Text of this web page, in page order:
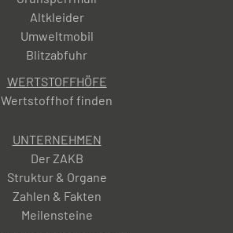
Altkleider
Umweltmobil
Blitzabfuhr
WERTSTOFFHÖFE
Wertstoffhof finden
UNTERNEHMEN
Der ZAKB
Struktur & Organe
Zahlen & Fakten
Meilensteine